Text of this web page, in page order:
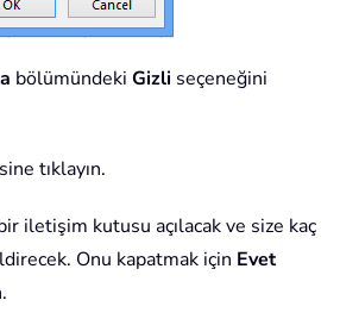
bölümündeki Gizli seçeneğini
tıklayın.
iletişim kutusu açılacak ve size kaç
Onu kapatmak için Evet